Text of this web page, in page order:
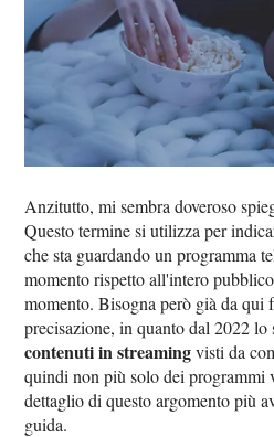
Anzitutto, mi sembra doveroso
Questo termine si utilizza per
che sta guardando un programma
momento rispetto all'intero
momento. Bisogna però già da qui
precisazione, in quanto dal 2022 lo
contenuti in streamingvisti da
quindi non più solo dei
dettaglio di questo argomento più
guida.